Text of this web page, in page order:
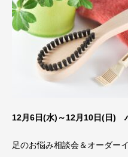
12月6日(水)～12月10日(日)
足のお悩み相談会＆オーダー